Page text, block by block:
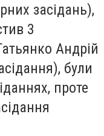
засідань),
3
Андрій
були
проте